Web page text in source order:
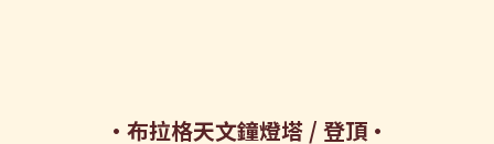
布拉格天文鐘燈塔 / 登頂